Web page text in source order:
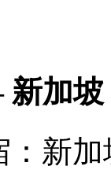
加坡
：新